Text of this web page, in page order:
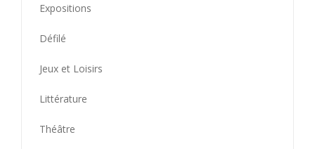
Expositions
Défilé
Jeux et Loisirs
Littérature
Théâtre